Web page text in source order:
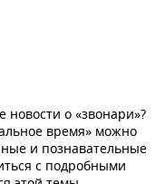
новости о «звонари»?
время» можно
и познавательные
с подробными